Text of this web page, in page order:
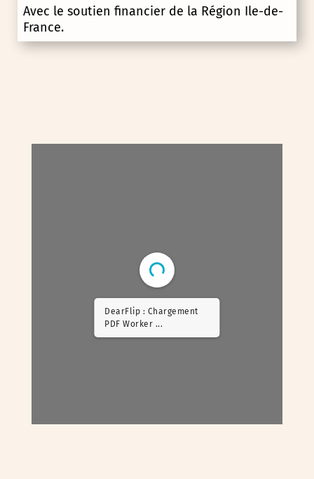
Avec le soutien financier de la Région Ile-de-
France.
DearFlip : Chargement
PDF 5% ...